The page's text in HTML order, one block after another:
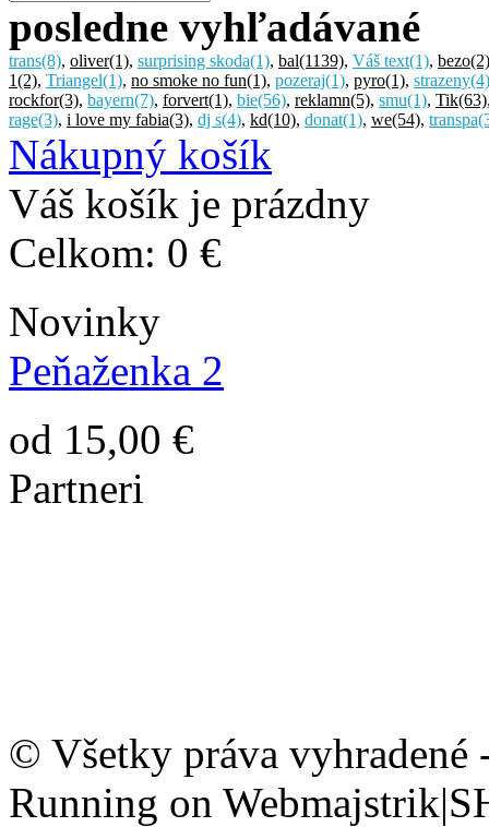
posledne vyhľadávané
trans(8), oliver(1), surprising skoda(1), bal(1139), Váš text(1), bezo(2)
1(2), Triangel(1), no smoke no fun(1), pozeraj(1), pyro(1), strazeny(4)
rockfor(3), bayern(7), forvert(1), bie(56), reklamn(5), smu(1), Tik(63)
rage(3), i love my fabia(3), dj s(4), kd(10), donat(1), we(54), transpa
Nákupný košík
Váš košík je prázdny
Celkom: 0 €
Novinky
Peňaženka 2
od 15,00 €
Partneri
© Všetky práva vyhradené
Running on